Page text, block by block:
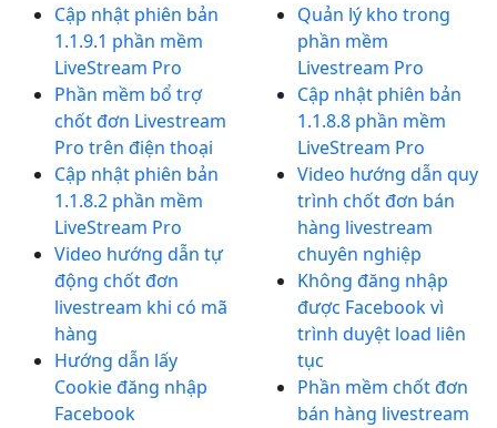
Cập nhật phiên bản
1.1.9.1 phần mềm
LiveStream Pro
Phần mềm bổ trợ
chốt đơn Livestream
Pro trên điện thoại
Cập nhật phiên bản
1.1.8.2 phần mềm
LiveStream Pro
Video hướng dẫn tự
động chốt đơn
livestream khi có mã
hàng
Hướng dẫn lấy
Cookie đăng nhập
Facebook
Quản lý kho trong
phần mềm
Livestream Pro
Cập nhật phiên bản
1.1.8.8 phần mềm
LiveStream Pro
Video hướng dẫn quy
trình chốt đơn bán
hàng livestream
chuyên nghiệp
Không đăng nhập
được Facebook vì
trình duyệt load liên
tục
Phần mềm chốt đơn
bán hàng livestream